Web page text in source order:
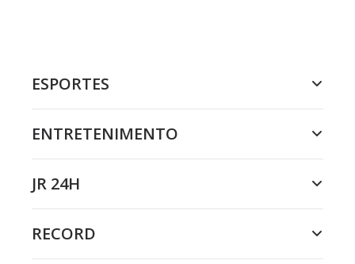
ESPORTES
ENTRETENIMENTO
JR 24H
RECORD